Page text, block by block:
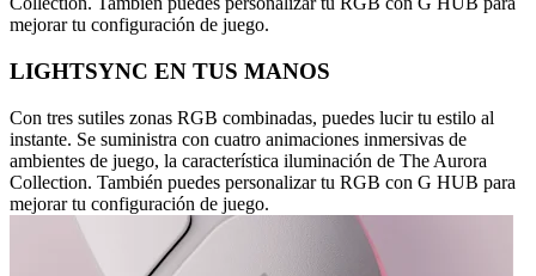
mejorar tu configuración de juego.
LIGHTSYNC EN TUS MANOS
Con tres sutiles zonas RGB combinadas, puedes lucir tu estilo al
instante. Se suministra con cuatro animaciones inmersivas de
ambientes de juego, la característica iluminación de The Aurora
Collection. También puedes personalizar tu RGB con G HUB para
mejorar tu configuración de juego.